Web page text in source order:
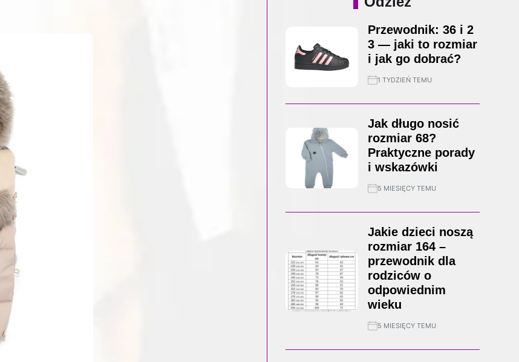
Przewodnik: 36 i 2
3 — jaki to rozmiar
i jak go dobrać?
1 TYDZIEŃ TEMU
Jak długo nosić
rozmiar 68?
Praktyczne porady
i wskazówki
5 MIESIĘCY TEMU
Jakie dzieci noszą
rozmiar 164 –
przewodnik dla
rodziców o
odpowiednim
wieku
5 MIESIĘCY TEMU